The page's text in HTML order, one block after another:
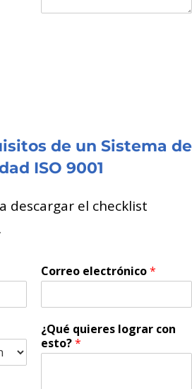
de un Sistema de
ISO 9001
descargar el checklist
Correo electrónico*
¿Qué quieres lograr con
esto?*